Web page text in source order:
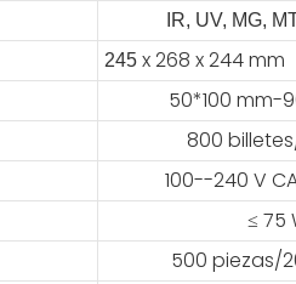
IR, UV, MG,
245x 268 x 244 mm
50*100 mm-
800
100--240 V
≤ 75
500 piezas/